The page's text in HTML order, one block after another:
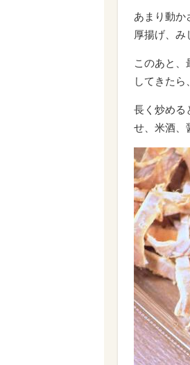
あまり動か
厚揚げ、み
このあと
してきたら
長く炒める
せ、米酒、